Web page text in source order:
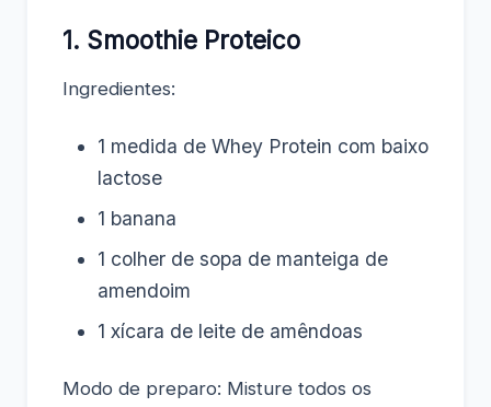
1. Smoothie Proteico
Ingredientes:
1 medida de Whey Protein com baixo
lactose
1 banana
1 colher de sopa de manteiga de
amendoim
1 xícara de leite de amêndoas
Modo de preparo: Misture todos os